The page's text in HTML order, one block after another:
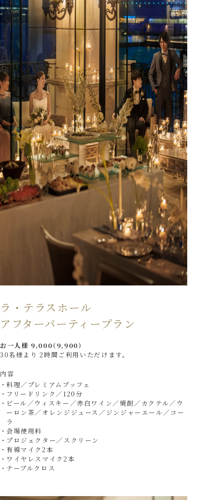
ラ・テラスホール
アフターパーティープラン
お一人様 9,000（9,900）
30名様より 2時間ご利用いただけます。
内容
料理／プレミアムブッフェ
フリードリンク／120分
ビール／ウィスキー／赤白ワイン／焼酎／カクテル／ウ
ーロン茶／オレンジジュース／ジンジャーエール／コー
ラ
会場使用料
プロジェクター／スクリーン
有線マイク2本
ワイヤレスマイク2本
テーブルクロス